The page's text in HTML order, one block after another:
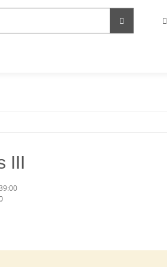
III